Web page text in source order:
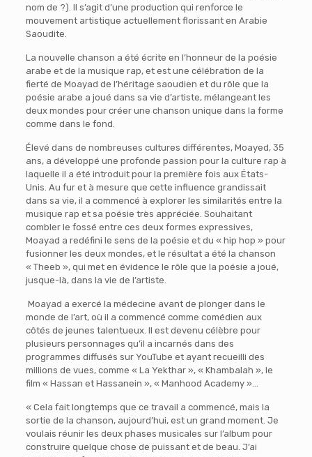
nom de ?). Il s’agit d’une production qui renforce le
mouvement artistique actuellement florissant en Arabie
Saoudite.
La nouvelle chanson a été écrite en l’honneur de la poésie
arabe et de la musique rap, et est une célébration de la
fierté de Moayad de l’héritage saoudien et du rôle que la
poésie arabe a joué dans sa vie d’artiste, mélangeant les
deux mondes pour créer une chanson unique dans la forme
comme dans le fond.
Élevé dans de nombreuses cultures différentes, Moayed, 35
ans, a développé une profonde passion pour la culture rap à
laquelle il a été introduit pour la première fois aux États-
Unis. Au fur et à mesure que cette influence grandissait
dans sa vie, il a commencé à explorer les similarités entre la
musique rap et sa poésie très appréciée. Souhaitant
combler le fossé entre ces deux formes expressives,
Moayad a redéfini le sens de la poésie et du « hip hop » pour
fusionner les deux mondes, et le résultat a été la chanson
« Theeb », qui met en évidence le rôle que la poésie a joué,
jusque-là, dans la vie de l’artiste.
Moayad a exercé la médecine avant de plonger dans le
monde de l’art, où il a commencé comme comédien aux
côtés de jeunes talentueux. Il est devenu célèbre pour
plusieurs personnages qu’il a incarnés dans des
programmes diffusés sur YouTube et ayant recueilli des
millions de vues, comme « La Yekthar », « Khambalah », le
film « Hassan et Hassanein », « Manhood Academy »…
« Cela fait longtemps que ce travail a commencé, mais la
sortie de la chanson, aujourd’hui, est un grand moment. Je
voulais réunir les deux phases musicales sur l’album pour
construire quelque chose de puissant et de beau. J’ai